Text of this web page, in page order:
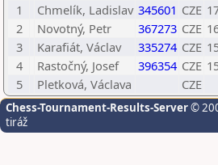
1
Chmelík, Ladislav 345601 CZE
2
Novotný, Petr 367273 CZE
3
Karafiát, Václav 335274 CZE
4
Rastočný, Josef 396354 CZE
5
Pletková, Václava CZE
Chess-Tournament-Results-Server©
tiráž